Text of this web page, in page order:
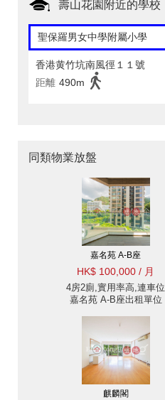
壽山花園附近的學校
聖保羅男女中學附屬小學
香港黄竹坑南風徑１１號
距離 490m
同類物業放盤
嘉名苑 A-B座
HK$ 100,000 / 月
4房2廁,實用率高,連車位
嘉名苑 A-B座出租單位
麒麟閣